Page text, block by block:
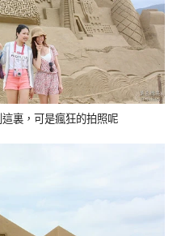
裏，可是瘋狂的拍照呢